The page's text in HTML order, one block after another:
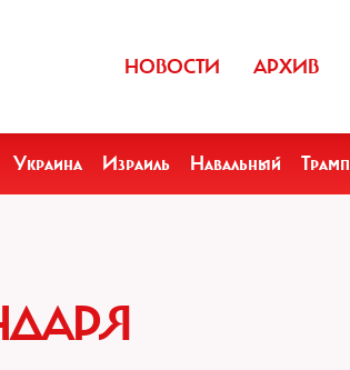
НОВОСТИ АРХИВ
Украина Израиль Навальный Трамп